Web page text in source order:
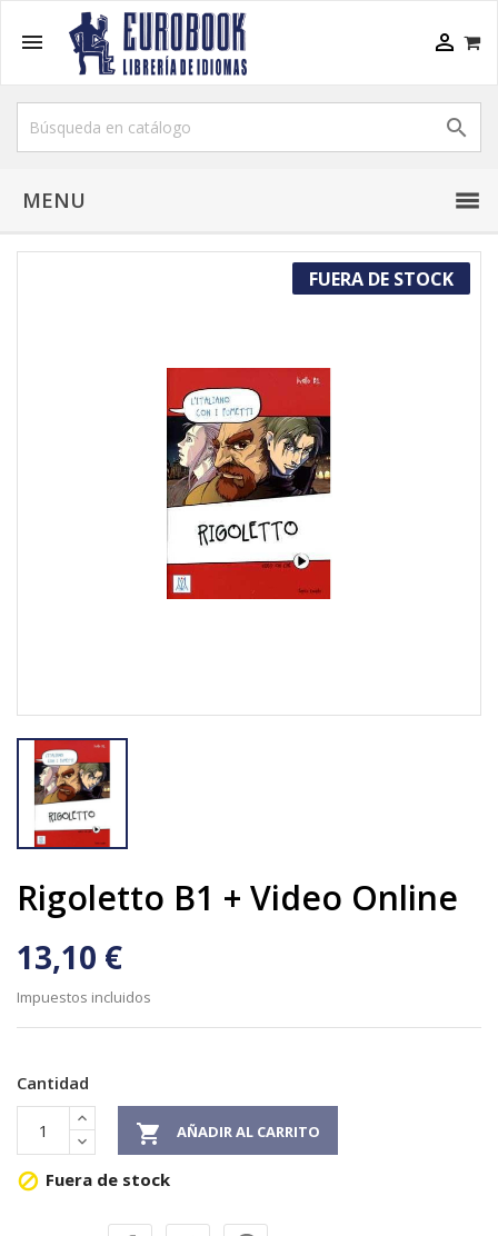
 

MENU
FUERA DE STOCK
Rigoletto B1 + Video Online
13,10 €
Impuestos incluidos
Cantidad
 AÑADIR AL CARRITO
 Fuera de stock